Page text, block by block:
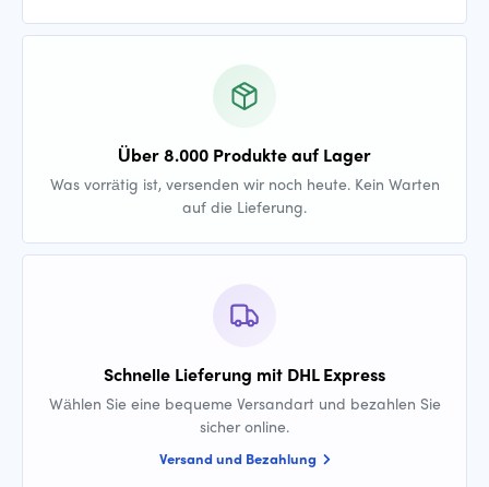
Über 8.000 Produkte auf Lager
Was vorrätig ist, versenden wir noch heute. Kein Warten
auf die Lieferung.
Schnelle Lieferung mit DHL Express
Wählen Sie eine bequeme Versandart und bezahlen Sie
sicher online.
Versand und Bezahlung